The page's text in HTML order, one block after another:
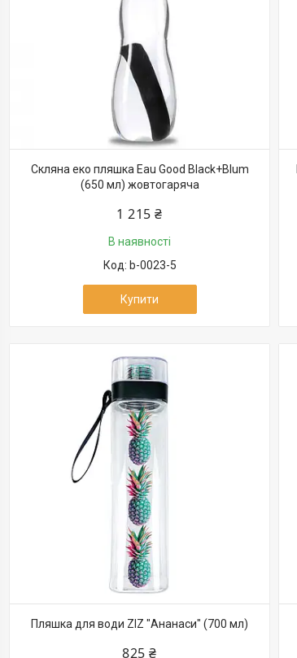
Скляна еко пляшка Eau Good Black+Blum
(650 мл) жовтогаряча
1 215 ₴
В наявності
b-0023-5
Купити
Пляшка для води ZIZ "Ананаси" (700 мл)
825 ₴